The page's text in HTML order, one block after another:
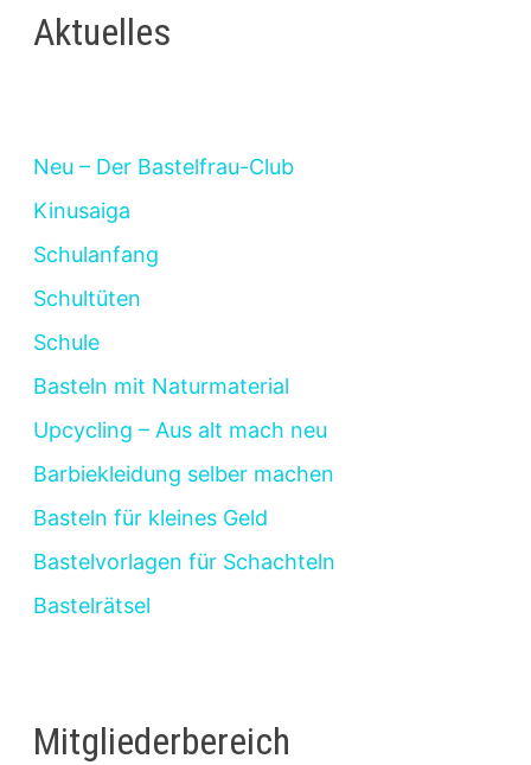
Aktuelles
Neu – Der Bastelfrau-Club
Kinusaiga
Schulanfang
Schultüten
Schule
Basteln mit Naturmaterial
Upcycling – Aus alt mach neu
Barbiekleidung selber machen
Basteln für kleines Geld
Bastelvorlagen für Schachteln
Bastelrätsel
Mitgliederbereich